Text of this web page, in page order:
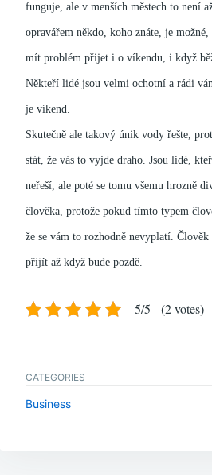
funguje, ale v menších městech to není
opravářem někdo, koho znáte, je
mít problém přijet i o víkendu, i když
Někteří lidé jsou velmi ochotní a rádi
je víkend.
Skutečně ale takový únik vody řešte,
stát, že vás to vyjde draho. Jsou lidé,
neřeší, ale poté se tomu všemu hrozně
člověka, protože pokud tímto typem
že se vám to rozhodně nevyplatí. Člověk
přijít až když bude pozdě.
5/5 - (2 votes)
CATEGORIES
Business